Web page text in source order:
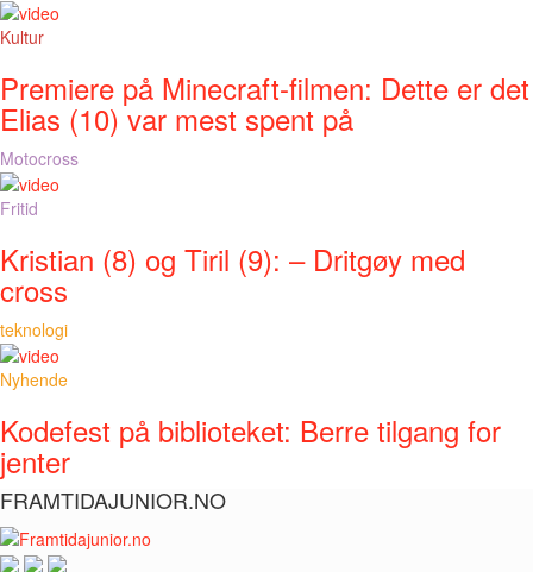
Kultur
Premiere på Minecraft-filmen: Dette er det
Elias (10) var mest spent på
Motocross
Fritid
Kristian (8) og Tiril (9): – Dritgøy med
cross
teknologi
Nyhende
Kodefest på biblioteket: Berre tilgang for
jenter
FRAMTIDAJUNIOR.NO